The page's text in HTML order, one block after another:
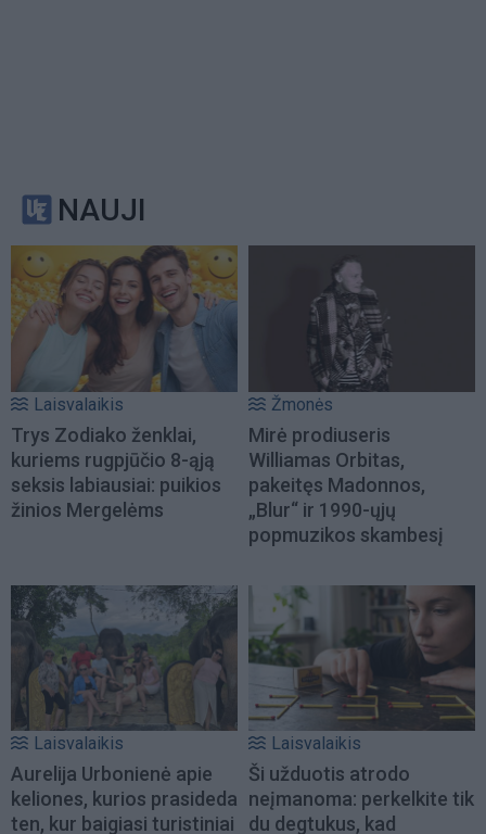
NAUJI
Laisvalaikis
Trys Zodiako ženklai,
kuriems rugpjūčio 8-ąją
seksis labiausiai: puikios
žinios Mergelėms
Žmonės
Mirė prodiuseris
Williamas Orbitas,
pakeitęs Madonnos,
„Blur“ ir 1990-ųjų
popmuzikos skambesį
Laisvalaikis
Aurelija Urbonienė apie
keliones, kurios prasideda
ten, kur baigiasi turistiniai
Laisvalaikis
Ši užduotis atrodo
neįmanoma: perkelkite tik
du degtukus, kad